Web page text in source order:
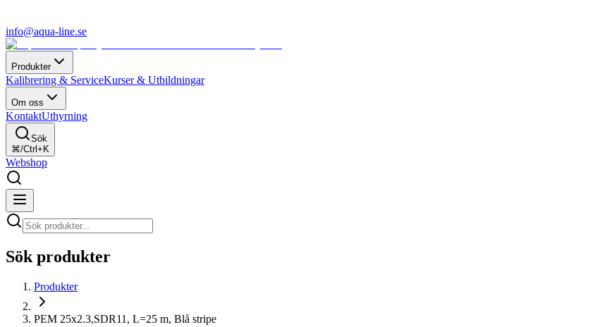
info@aqua-line.se
Produkter
Kalibrering & ServiceKurser & Utbildningar
Om oss
KontaktUthyrning
Sök
⌘/Ctrl+K
Webshop
Sök produkter
Produkter
PEM 25x2.3,SDR11, L=25 m, Blå stripe